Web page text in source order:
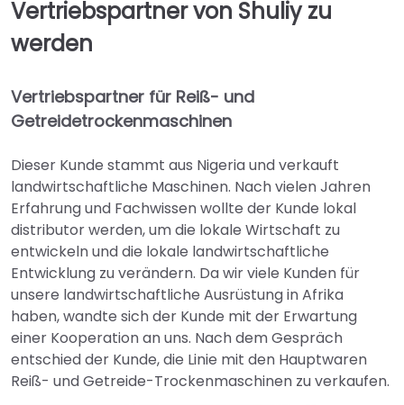
Vertriebspartner von Shuliy zu
werden
Vertriebspartner für Reiß- und
Getreidetrockenmaschinen
Dieser Kunde stammt aus Nigeria und verkauft
landwirtschaftliche Maschinen. Nach vielen Jahren
Erfahrung und Fachwissen wollte der Kunde lokal
distributor werden, um die lokale Wirtschaft zu
entwickeln und die lokale landwirtschaftliche
Entwicklung zu verändern. Da wir viele Kunden für
unsere landwirtschaftliche Ausrüstung in Afrika
haben, wandte sich der Kunde mit der Erwartung
einer Kooperation an uns. Nach dem Gespräch
entschied der Kunde, die Linie mit den Hauptwaren
Reiß- und Getreide-Trockenmaschinen zu verkaufen.